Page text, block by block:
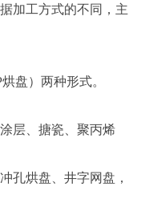
加工方式的不同，主
盘）两种形式。
层、搪瓷、聚丙烯
孔烘盘、井字网盘，